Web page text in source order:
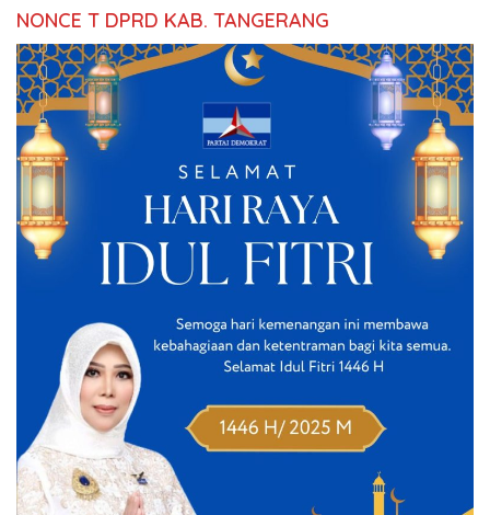
NONCE T DPRD KAB. TANGERANG